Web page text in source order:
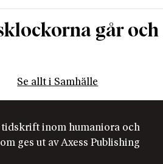
går och
Se allt i Samhälle
tidskrift inom humaniora och
ges ut av Axess Publishing